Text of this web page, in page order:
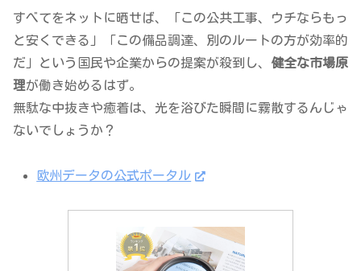
すべてをネットに晒せば、「この公共工事、ウチならもっ
と安くできる」「この備品調達、別のルートの方が効率的
だ」という国民や企業からの提案が殺到し、 健全な市場原
理が働き始めるはず。
無駄な中抜きや癒着は、光を浴びた瞬間に霧散するんじゃ
ないでしょうか？
欧州データの公式ポータル